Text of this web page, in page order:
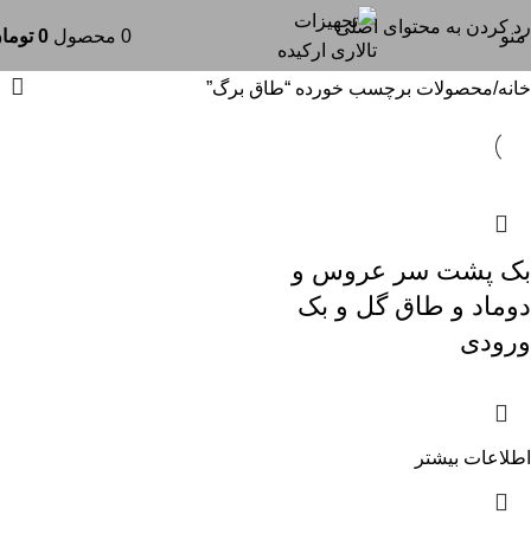
رد کردن به محتوای اصلی
منو 0 محصول 0 طاق برگ
خانه محصولات برچسب خورده “طاق برگ”
بک پشت سر عروس و
دوماد و طاق گل و بک
ورودی
اطلاعات بیشتر